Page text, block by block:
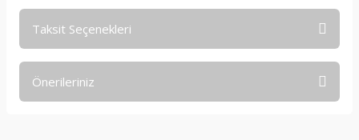
Taksit Seçenekleri
Önerileriniz